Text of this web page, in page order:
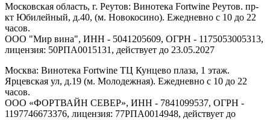
Московская область, г. Реутов: Винотека Fortwine Реутов. пр-
кт Юбилейный, д.40, (м. Новокосино). Ежедневно с 10 до 22
часов.
ООО "Мир вина", ИНН - 5041205609, ОГРН - 1175053005313,
лицензия: 50РПА0015131, действует до 23.05.2027
Москва: Винотека Fortwine ТЦ Кунцево плаза, 1 этаж.
Ярцевская ул, д.19 (м. Молодежная). Ежедневно с 10 до 22
часов.
ООО «ФОРТВАЙН СЕВЕР», ИНН - 7841099537, ОГРН -
1197746673376, лицензия: 77РПА0014948, действует до